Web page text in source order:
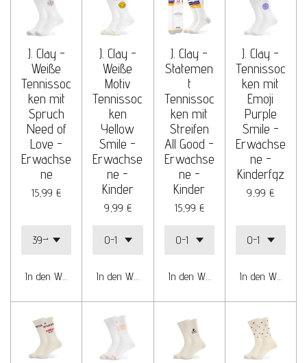
J. Clay -
Weiße
Tennissoc
ken mit
Spruch
Need of
Love -
Erwachse
ne
15,99 €
In den Warenkorb
J. Clay -
Weiße
Motiv
Tennissoc
ken
Yellow
Smile -
Erwachse
ne -
Kinder
9,99 €
In den Warenkorb
J. Clay -
Statemen
t
Tennissoc
ken mit
Streifen
All Good -
Erwachse
ne -
Kinder
15,99 €
In den Warenkorb
J. Clay -
Tennissoc
ken mit
Emoji
Purple
Smile -
Erwachse
ne -
Kinderfgz
9,99 €
In den